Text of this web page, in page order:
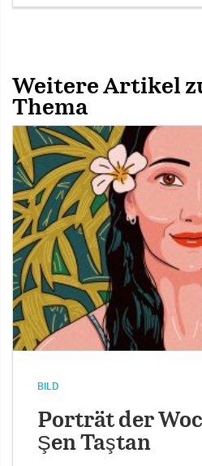
Weitere Artikel
Thema
BILD
Porträt der
Şen Taştan